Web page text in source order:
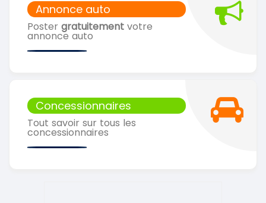
Annonce auto
Poster gratuitement votre
annonce auto
Concessionnaires
Tout savoir sur tous les
concessionnaires